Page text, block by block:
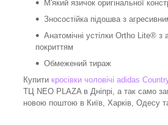
М'який язичок оригінальної
Зносостійка підошва з
Анатомічні устілки Ortho Lite® з
покриттям
Обмежений тираж
Купити кросівки чоловічі adidas
ТЦ NEO PLAZA в Дніпрі, а так само
новою поштою в Київ, Харків, Одесу та